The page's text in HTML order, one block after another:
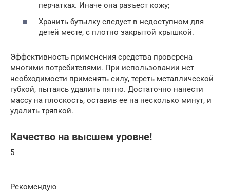
перчатках. Иначе она разъест кожу;
Хранить бутылку следует в недоступном для
детей месте, с плотно закрытой крышкой.
Эффективность применения средства проверена
многими потребителями. При использовании нет
необходимости применять силу, тереть металлической
губкой, пытаясь удалить пятно. Достаточно нанести
массу на плоскость, оставив ее на несколько минут, и
удалить тряпкой.
Качество на высшем уровне!
5
Рекомендую